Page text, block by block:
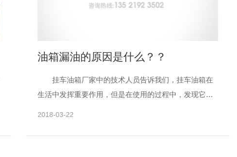
油箱漏油的原因是什么？？
挂车油箱厂家中的技术人员告诉我们，挂车油箱在
生活中发挥重要作用，但是在使用的过程中，发现它具
2018-03-22